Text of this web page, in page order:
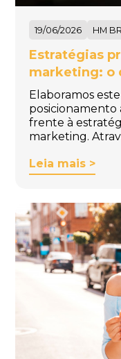
19/06/2026 HM
Estratégias
marketing: o
Elaboramos
posicionamento
frente à
marketing.
Leia mais >